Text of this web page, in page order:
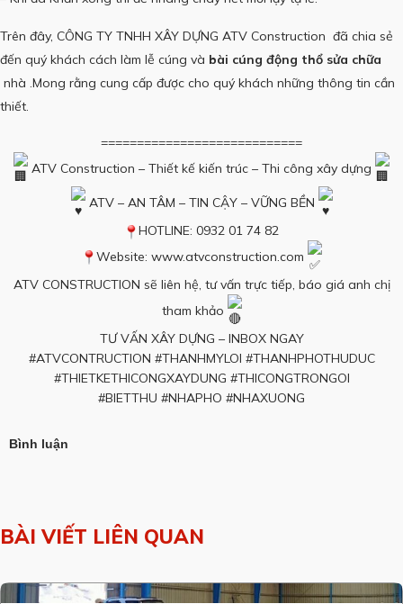
Trên đây, CÔNG TY TNHH XÂY DỰNG ATV Construction đã chia sẻ
đến quý khách cách làm lễ cúng và bài cúng động thổ sửa chữa
nhà .Mong rằng cung cấp được cho quý khách những thông tin cần
thiết.
============================
ATV Construction – Thiết kế kiến trúc – Thi công xây dựng
ATV – AN TÂM – TIN CẬY – VỮNG BỀN
HOTLINE: 0932 01 74 82
Website: www.atvconstruction.com
ATV CONSTRUCTION sẽ liên hệ, tư vấn trực tiếp, báo giá anh chị
tham khảo
TƯ VẤN XÂY DỰNG – INBOX NGAY
#ATVCONTRUCTION #THANHMYLOI #THANHPHOTHUDUC
#THIETKETHICONGXAYDUNG #THICONGTRONGOI
#BIETTHU #NHAPHO #NHAXUONG
Bình luận
BÀI VIẾT LIÊN QUAN